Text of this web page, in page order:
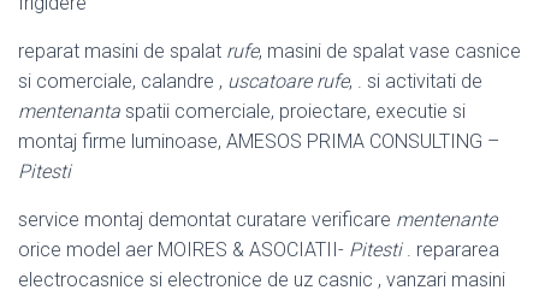
reparat masini de spalat rufe, masini de spalat vase casnice
si comerciale, calandre , uscatoare rufe, . si activitati de
mentenanta spatii comerciale, proiectare, executie si
montaj firme luminoase, AMESOS PRIMA CONSULTING –
Pitesti
service montaj demontat curatare verificare mentenante
orice model aer MOIRES & ASOCIATII- Pitesti. repararea
electrocasnice si electronice de uz casnic , vanzari masini